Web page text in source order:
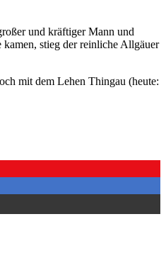
und kräftiger Mann und
stieg der reinliche Allgäuer
mit dem Lehen Thingau (heute: